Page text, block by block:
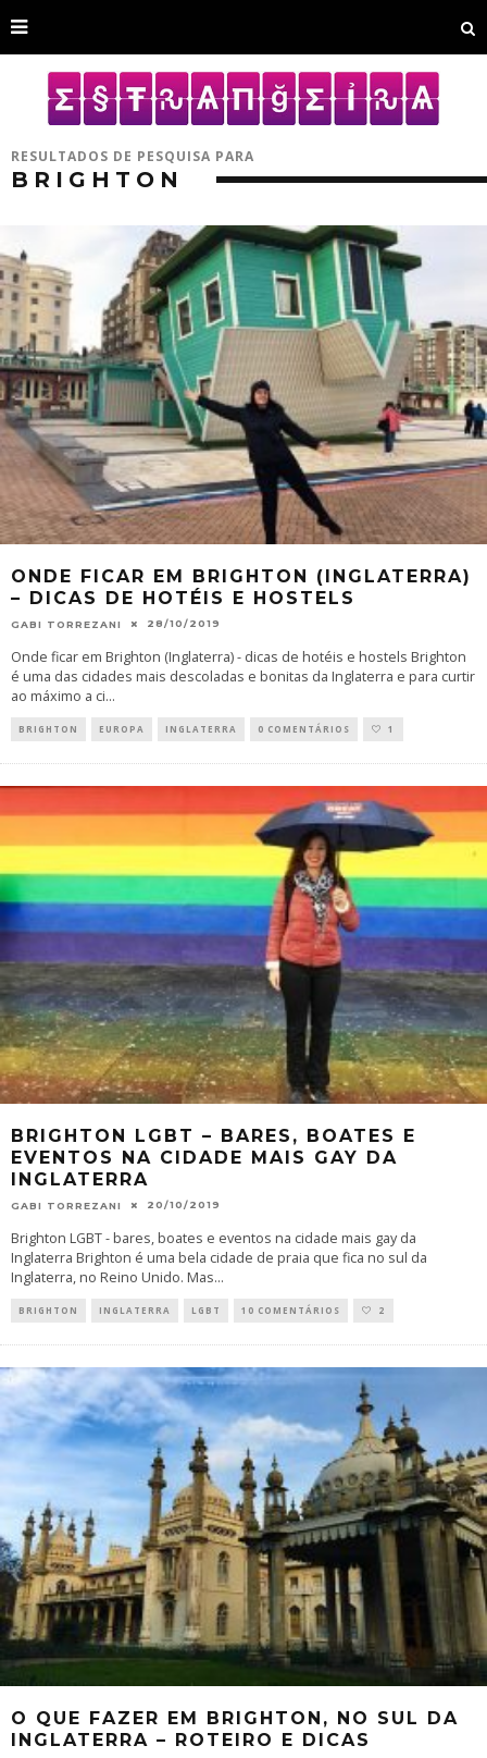
RESULTADOS DE PESQUISA PARA
BRIGHTON
ONDE FICAR EM BRIGHTON (INGLATERRA)
– DICAS DE HOTÉIS E HOSTELS
GABI TORREZANI 28/10/2019
Onde ficar em Brighton (Inglaterra) - dicas de hotéis e hostels Brighton
é uma das cidades mais descoladas e bonitas da Inglaterra e para curtir
ao máximo a ci...
BRIGHTON EUROPA INGLATERRA 0 COMENTÁRIOS 1
BRIGHTON LGBT – BARES, BOATES E
EVENTOS NA CIDADE MAIS GAY DA
INGLATERRA
GABI TORREZANI 20/10/2019
Brighton LGBT - bares, boates e eventos na cidade mais gay da
Inglaterra Brighton é uma bela cidade de praia que fica no sul da
Inglaterra, no Reino Unido. Mas...
BRIGHTON INGLATERRA LGBT 10 COMENTÁRIOS 2
O QUE FAZER EM BRIGHTON, NO SUL DA
INGLATERRA – ROTEIRO E DICAS